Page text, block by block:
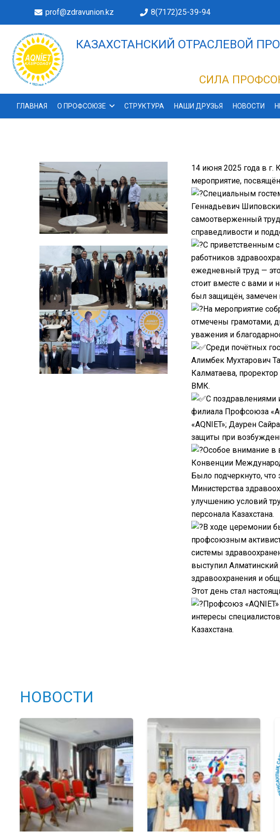
prof@zdravunion.kz 8(7172)25-39-94
КАЗАХСТАНСКИЙ ОТРАСЛЕВОЙ
СИЛА
ГЛАВНАЯ О ПРОФСОЮЗЕ СТРУКТУРА НАШИ ДРУЗЬЯ НОВОСТИ
14 июня 2025 года в г.
мероприятие,
Специальным
Геннадьевич
самоотверженный
справедливости и
С приветственным
работников
ежедневный труд —
стоит вместе с вами и
был защищён, замечен
На мероприятие
отмечены грамотами,
уважения и
Среди почётных
Алимбек Мухтарович
Калматаева,
ВМК.
С поздравлениями
филиала Профсоюза
«AQNIET»; Даурен
защиты при
Особое внимание в
Конвенции
Было подчеркнуто,
Министерства
улучшению условий
персонала Казахстана.
В ходе церемонии
профсоюзным
системы
выступил Алматинский
здравоохранения и
Этот день стал
Профсоюз
интересы
Казахстана.
НОВОСТИ